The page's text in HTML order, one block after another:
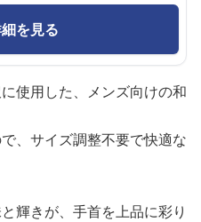
を見る
使用した、メンズ向けの和
、サイズ調整不要で快適な
輝きが、手首を上品に彩り